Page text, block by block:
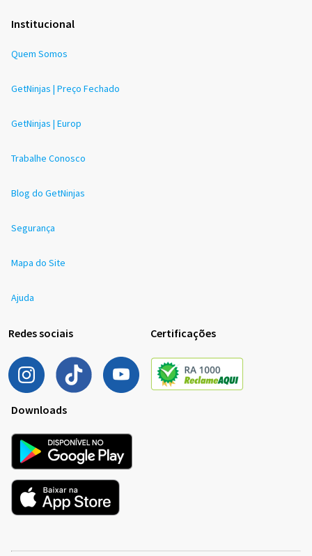
Institucional
Quem Somos
GetNinjas | Preço Fechado
GetNinjas | Europ
Trabalhe Conosco
Blog do GetNinjas
Segurança
Mapa do Site
Ajuda
Redes sociais Certificações
Downloads